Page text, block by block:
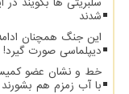
شدند
این جنگ همچنان
دیپلماسی صورت گیرد!
خط و نشان عضو
با آب زمزم هم بشورند